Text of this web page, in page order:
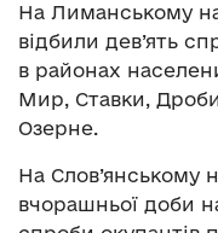
На Лиманському
відбили дев’ять
в районах
Мир, Ставки,
Озерне.
На Слов’янському
вчорашньої доби